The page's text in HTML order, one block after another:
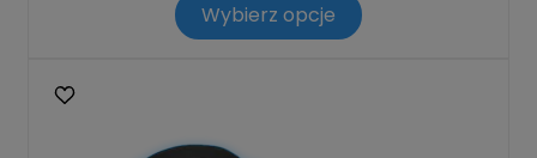
Wybierz opcje